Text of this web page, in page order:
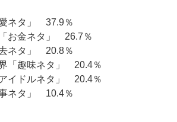
ネタ」 37.9％
お金ネタ」 26.7％
ネタ」 20.8％
「趣味ネタ」 20.4％
イドルネタ」 20.4％
ネタ」 10.4％